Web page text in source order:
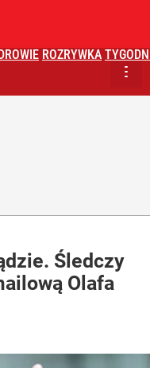
ROZRYWKA
Śledczy
Olafa